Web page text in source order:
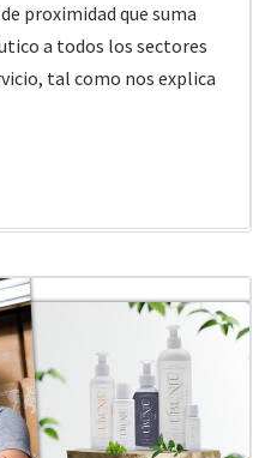
proximidad que suma
a todos los sectores
tal como nos explica